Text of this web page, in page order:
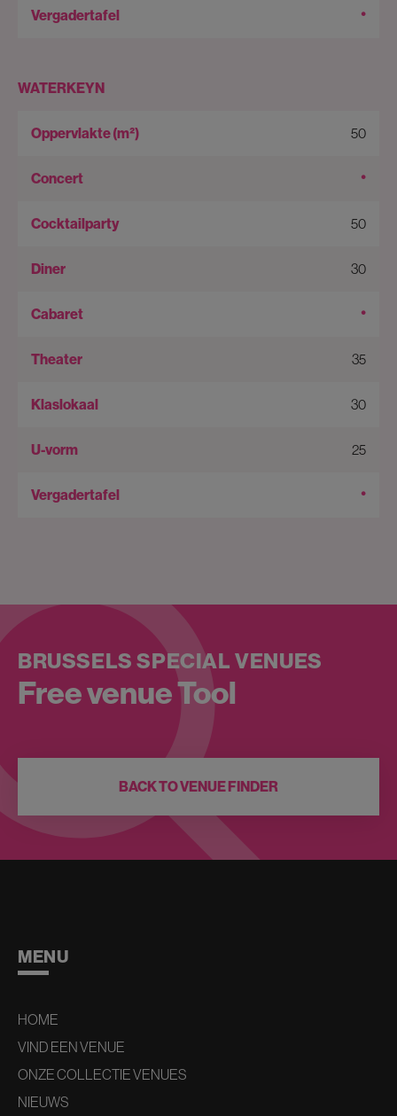
•
WATERKEYN
50
•
50
30
•
35
30
25
•
BRUSSELS SPECIAL VENUES
Free venue Tool
BACK TO VENUE FINDER
MENU
HOME
VIND EEN VENUE
ONZE COLLECTIE VENUES
NIEUWS